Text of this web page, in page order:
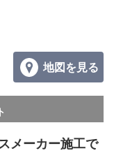
地図を見る
メーカー施工で